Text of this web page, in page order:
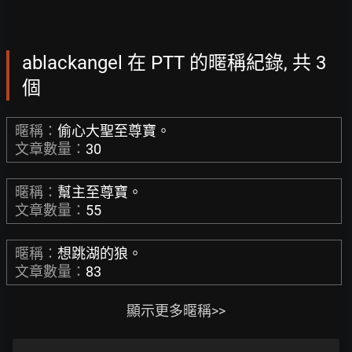
ablackangel 在 PTT 的暱稱紀錄, 共 3
個
暱稱： 偷心大聖至尊寶。
文章數量： 30
暱稱： 幫主至尊寶。
文章數量： 55
暱稱： 想跳湖的狼。
文章數量： 83
顯示更多暱稱>>